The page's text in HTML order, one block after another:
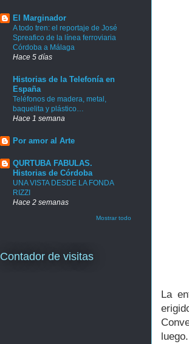
La
luego.
El Marginador
A todo tren: el reportaje de José
Spreafico de la línea ferroviaria
Córdoba a Málaga
Hace 5 días
Historias de la Telefonía en
España
Teléfonos de madera, metal,
baquelita y plástico…
Hace 1 semana
Por amor al Arte
QURTUBA FABULAS.
Historias de Córdoba
UNA VISTA DESDE LA FONDA
RIZZI
Hace 2 semanas
Mostrar todo
Contador de visitas